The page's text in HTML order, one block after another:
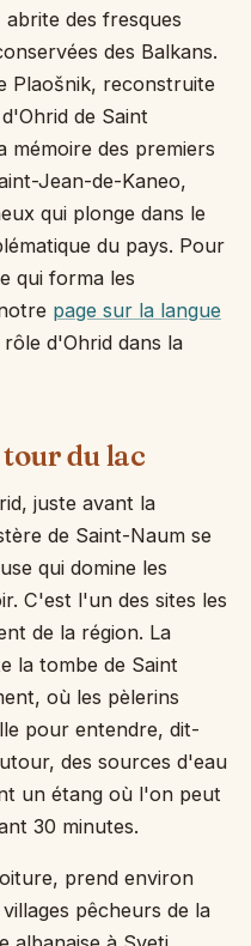
des fresques
des Balkans.
Plaošnik, reconstruite
de Saint
mémoire des premiers
Jean-de-Kaneo,
qui plonge dans le
du pays. Pour
qui forma les
page sur la langue
d'Ohrid dans la
du lac
juste avant la
de Saint-Naum se
qui domine les
C'est l'un des sites les
de la région. La
la tombe de Saint
où les pèlerins
pour entendre, dit-
des sources d'eau
un étang où l'on peut
30 minutes.
prend environ
pêcheurs de la